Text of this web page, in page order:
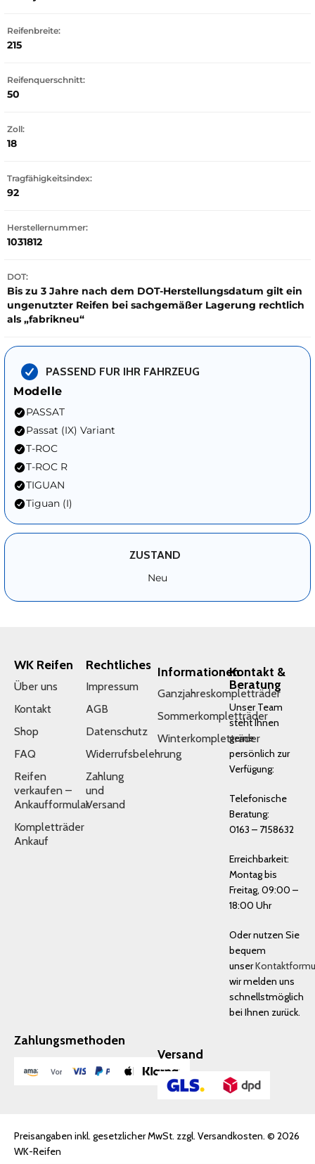
Reifenbreite:
215
Reifenquerschnitt:
50
Zoll:
18
Tragfähigkeitsindex:
92
Herstellernummer:
1031812
DOT:
Bis zu 3 Jahre nach dem DOT-Herstellungsdatum gilt ein
ungenutzter Reifen bei sachgemäßer Lagerung rechtlich
als „fabrikneu“
PASSEND FUR IHR FAHRZEUG
Modelle
PASSAT
Passat (IX) Variant
T-ROC
T-ROC R
TIGUAN
Tiguan (I)
ZUSTAND
Neu
WK Reifen
Über uns
Kontakt
Shop
FAQ
Reifen
verkaufen –
Ankaufformular
Kompletträder
Ankauf
Rechtliches
Impressum
AGB
Datenschutz
Widerrufsbelehrung
Zahlung
und
Versand
Informationen
Ganzjahreskompletträder
Sommerkompletträder
Winterkompletträder
Kontakt &
Beratung
Unser Team
steht Ihnen
gerne
persönlich zur
Verfügung:
Telefonische
Beratung:
0163 – 7158632
Erreichbarkeit:
Montag bis
Freitag, 09:00 –
18:00 Uhr
Oder nutzen Sie
bequem
unser
wir melden uns
schnellstmöglich
bei Ihnen zurück.
Zahlungsmethoden
Versand
Preisangaben inkl. gesetzlicher MwSt. zzgl. Versandkosten. © 2026
WK-Reifen